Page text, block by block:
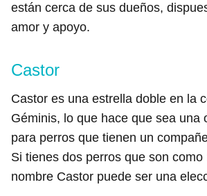
están cerca de sus dueños,
amor y apoyo.
Castor
Castor es una estrella doble en la
Géminis, lo que hace que sea una
para perros que tienen un
Si tienes dos perros que son como
nombre Castor puede ser una